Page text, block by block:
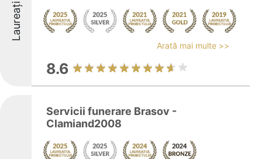
Laureați
Arată mai multe >>
8.6
Servicii funerare Brasov -
Clamiand2008